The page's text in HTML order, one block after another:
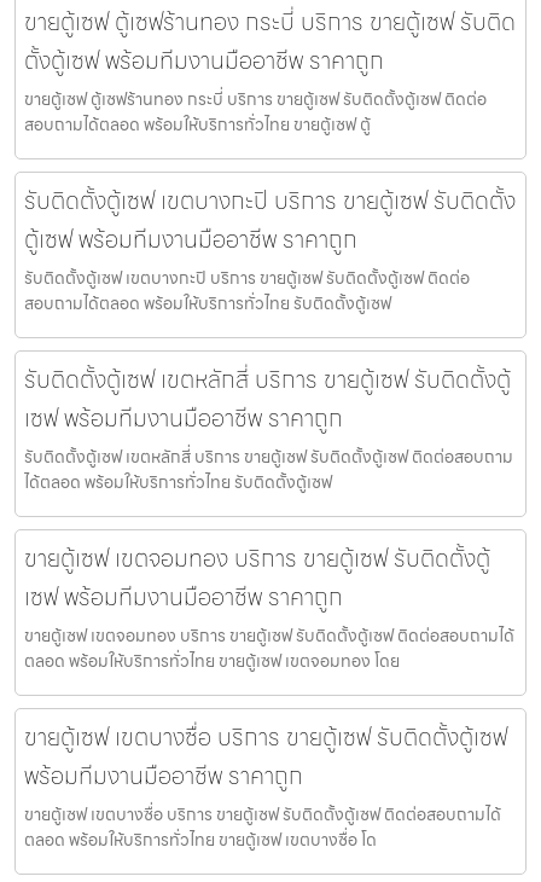
ขายตู้เซฟ ตู้เซฟร้านทอง กระบี่ บริการ ขายตู้เซฟ รับติด
ตั้งตู้เซฟ พร้อมทีมงานมืออาชีพ ราคาถูก
ขายตู้เซฟ ตู้เซฟร้านทอง กระบี่ บริการ ขายตู้เซฟ รับติดตั้งตู้เซฟ ติดต่อ
สอบถามได้ตลอด พร้อมให้บริการทั่วไทย ขายตู้เซฟ ตู้
รับติดตั้งตู้เซฟ เขตบางกะปิ บริการ ขายตู้เซฟ รับติดตั้ง
ตู้เซฟ พร้อมทีมงานมืออาชีพ ราคาถูก
รับติดตั้งตู้เซฟ เขตบางกะปิ บริการ ขายตู้เซฟ รับติดตั้งตู้เซฟ ติดต่อ
สอบถามได้ตลอด พร้อมให้บริการทั่วไทย รับติดตั้งตู้เซฟ
รับติดตั้งตู้เซฟ เขตหลักสี่ บริการ ขายตู้เซฟ รับติดตั้งตู้
เซฟ พร้อมทีมงานมืออาชีพ ราคาถูก
รับติดตั้งตู้เซฟ เขตหลักสี่ บริการ ขายตู้เซฟ รับติดตั้งตู้เซฟ ติดต่อสอบถาม
ได้ตลอด พร้อมให้บริการทั่วไทย รับติดตั้งตู้เซฟ
ขายตู้เซฟ เขตจอมทอง บริการ ขายตู้เซฟ รับติดตั้งตู้
เซฟ พร้อมทีมงานมืออาชีพ ราคาถูก
ขายตู้เซฟ เขตจอมทอง บริการ ขายตู้เซฟ รับติดตั้งตู้เซฟ ติดต่อสอบถามได้
ตลอด พร้อมให้บริการทั่วไทย ขายตู้เซฟ เขตจอมทอง โดย
ขายตู้เซฟ เขตบางซื่อ บริการ ขายตู้เซฟ รับติดตั้งตู้เซฟ
พร้อมทีมงานมืออาชีพ ราคาถูก
ขายตู้เซฟ เขตบางซื่อ บริการ ขายตู้เซฟ รับติดตั้งตู้เซฟ ติดต่อสอบถามได้
ตลอด พร้อมให้บริการทั่วไทย ขายตู้เซฟ เขตบางซื่อ โด